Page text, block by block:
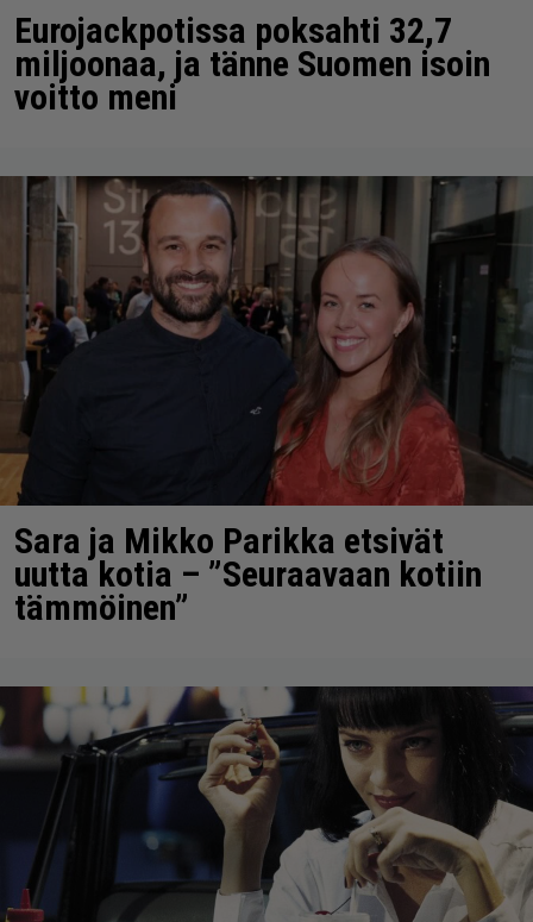
Eurojackpotissa poksahti 32,7
miljoonaa, ja tänne Suomen isoin
voitto meni
Sara ja Mikko Parikka etsivät
uutta kotia – ”Seuraavaan kotiin
tämmöinen”